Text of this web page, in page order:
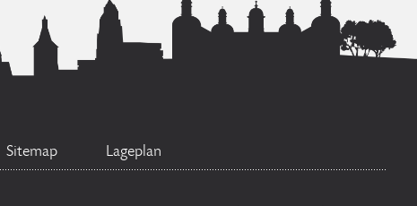
Sitemap Lageplan